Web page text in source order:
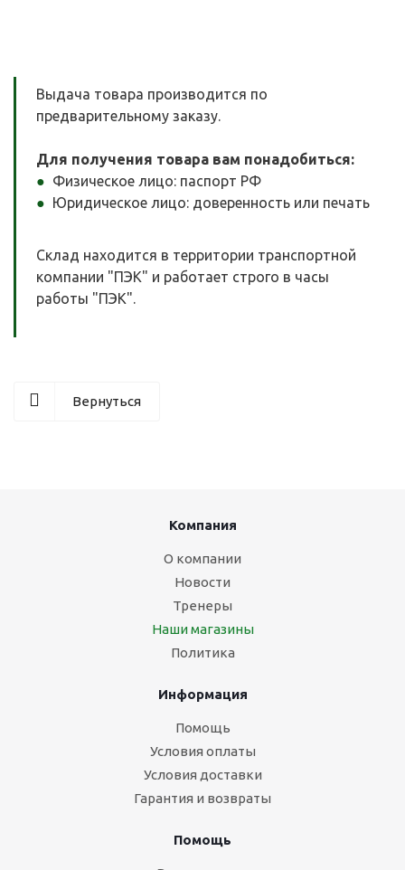
Выдача товара производится по
предварительному заказу.
Для получения товара вам понадобиться:
Физическое лицо: паспорт РФ
Юридическое лицо: доверенность или печать
Склад находится в территории транспортной
компании "ПЭК" и работает строго в часы
работы "ПЭК".
Вернуться
Компания
О компании
Новости
Тренеры
Наши магазины
Политика
Информация
Помощь
Условия оплаты
Условия доставки
Гарантия и возвраты
Помощь